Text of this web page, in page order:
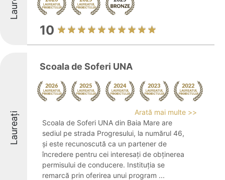
10
Laureați
Scoala de Soferi UNA
Arată mai multe >>
Scoala de Soferi UNA din Baia Mare are
sediul pe strada Progresului, la numărul 46,
și este recunoscută ca un partener de
încredere pentru cei interesați de obținerea
permisului de conducere. Instituția se
remarcă prin oferirea unui program ...